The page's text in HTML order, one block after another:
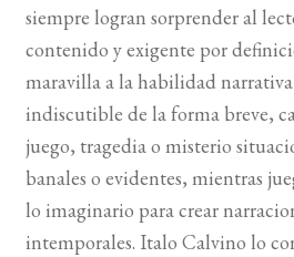
siempre logran sorprender al
contenido y exigente por
maravilla a la habilidad
indiscutible de la forma breve,
juego, tragedia o misterio
banales o evidentes, mientras
lo imaginario para crear
intemporales. Italo Calvino lo